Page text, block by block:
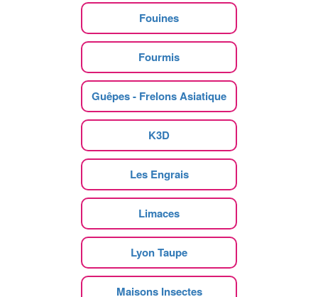
Fouines
Fourmis
Guêpes - Frelons Asiatique
K3D
Les Engrais
Limaces
Lyon Taupe
Maisons Insectes